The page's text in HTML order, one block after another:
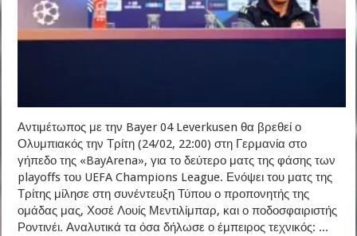
Αντιμέτωπος με την Bayer 04 Leverkusen θα βρεθεί ο
Ολυμπιακός την Τρίτη (24/02, 22:00) στη Γερμανία στο
γήπεδο της «BayArena», για το δεύτερο ματς της φάσης των
playoffs του UEFA Champions League. Ενόψει του ματς της
Τρίτης μίλησε στη συνέντευξη Τύπου ο προπονητής της
ομάδας μας, Χοσέ Λουίς Μεντιλίμπαρ, και ο ποδοσφαιριστής
Ροντινέι. Αναλυτικά τα όσα δήλωσε ο έμπειρος τεχνικός: ...